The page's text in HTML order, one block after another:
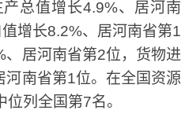
总值增长4.9%、居河南
增长8.2%、居河南省第1
居河南省第2位，货物进
河南省第1位。在全国资源
列全国第7名。